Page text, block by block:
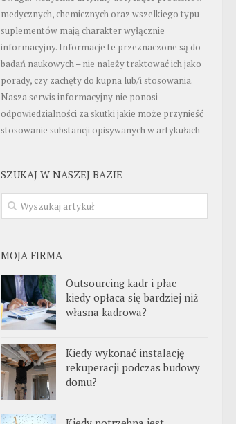
medycznych, chemicznych oraz wszelkiego typu
suplementów mają charakter wyłącznie
informacyjny. Informacje te przeznaczone są do
badań naukowych – nie należy traktować ich jako
porady, czy zachęty do kupna lub/i stosowania.
Nasza serwis informacyjny nie ponosi
odpowiedzialności za skutki jakie może przynieść
stosowanie substancji opisywanych w artykułach
SZUKAJ W NASZEJ BAZIE
MOJA FIRMA
Outsourcing kadr i płac –
kiedy opłaca się bardziej niż
własna kadrowa?
Kiedy wykonać instalację
rekuperacji podczas budowy
domu?